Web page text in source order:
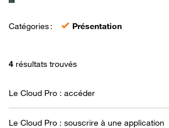
Catégories : Présentation
4 résultats trouvés
Le Cloud Pro : accéder
Le Cloud Pro : souscrire à une application